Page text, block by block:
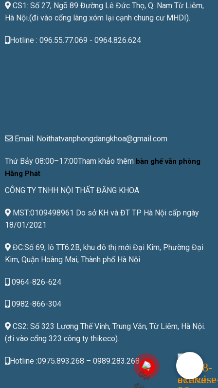
CS1: Số 27, Ngõ 89 Đường Lê Đức Thọ, Q. Nam Từ Liêm,
Hà Nội.(đi vào cổng làng xóm lại cạnh chung cư MHDI).
Hotline : 096.55.77.069 - 0964.826.624
Email: Noithatvanphongdangkhoa@gmail.com
Thứ Bảy 08:00–17:00Tham khảo thêm bàn ghế văn phòng
Hằng Phát
CÔNG TY TNHH NỘI THẤT ĐĂNG KHOA
MST:0109498961 Do sở KH và ĐT TP Hà Nội cấp ngày
18/01/2021
ĐC:Số 69, lô TT6.2B, khu đô thị mới Đại Kim, Phường Đại
Kim, Quận Hoàng Mai, Thành phố Hà Nội
0964-826-624
0982-866-304
CS2: Số 323 Lương Thế Vinh, Trung Văn, Từ Liêm, Hà Nội.
(đi vào cổng 323 công ty thikeco).
Hotline :0975.893.268 – 0989.283.268